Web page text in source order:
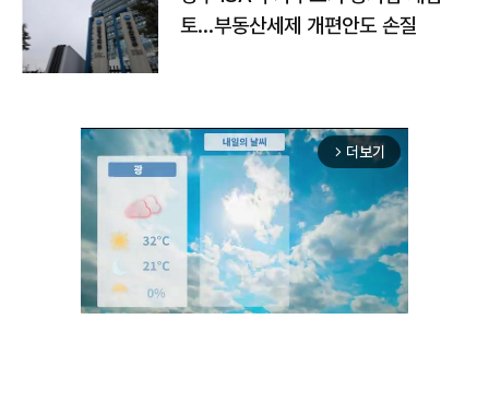
토…부동산세제 개편안도 손질
arrow_forward_ios 더보기